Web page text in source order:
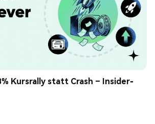
Kursrally statt Crash – Insider-